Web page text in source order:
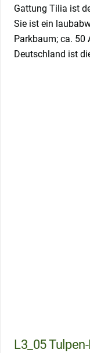
Gattung Tilia ist
Sie ist ein
Parkbaum; ca. 50
Deutschland ist
L3_05